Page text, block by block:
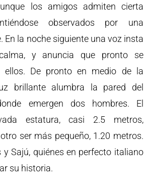
los amigos admiten cierta
observados por una
En la noche siguiente una voz insta
y anuncia que pronto se
ellos. De pronto en medio de la
brillante alumbra la pared del
emergen dos hombres. El
estatura, casi 2.5 metros,
ser más pequeño, 1.20 metros.
y Sajú, quiénes en perfecto italiano
su historia.